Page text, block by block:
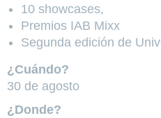
10 showcases,
Premios IAB Mixx
Segunda edición de
¿Cuándo?
30 de agosto
¿Donde?